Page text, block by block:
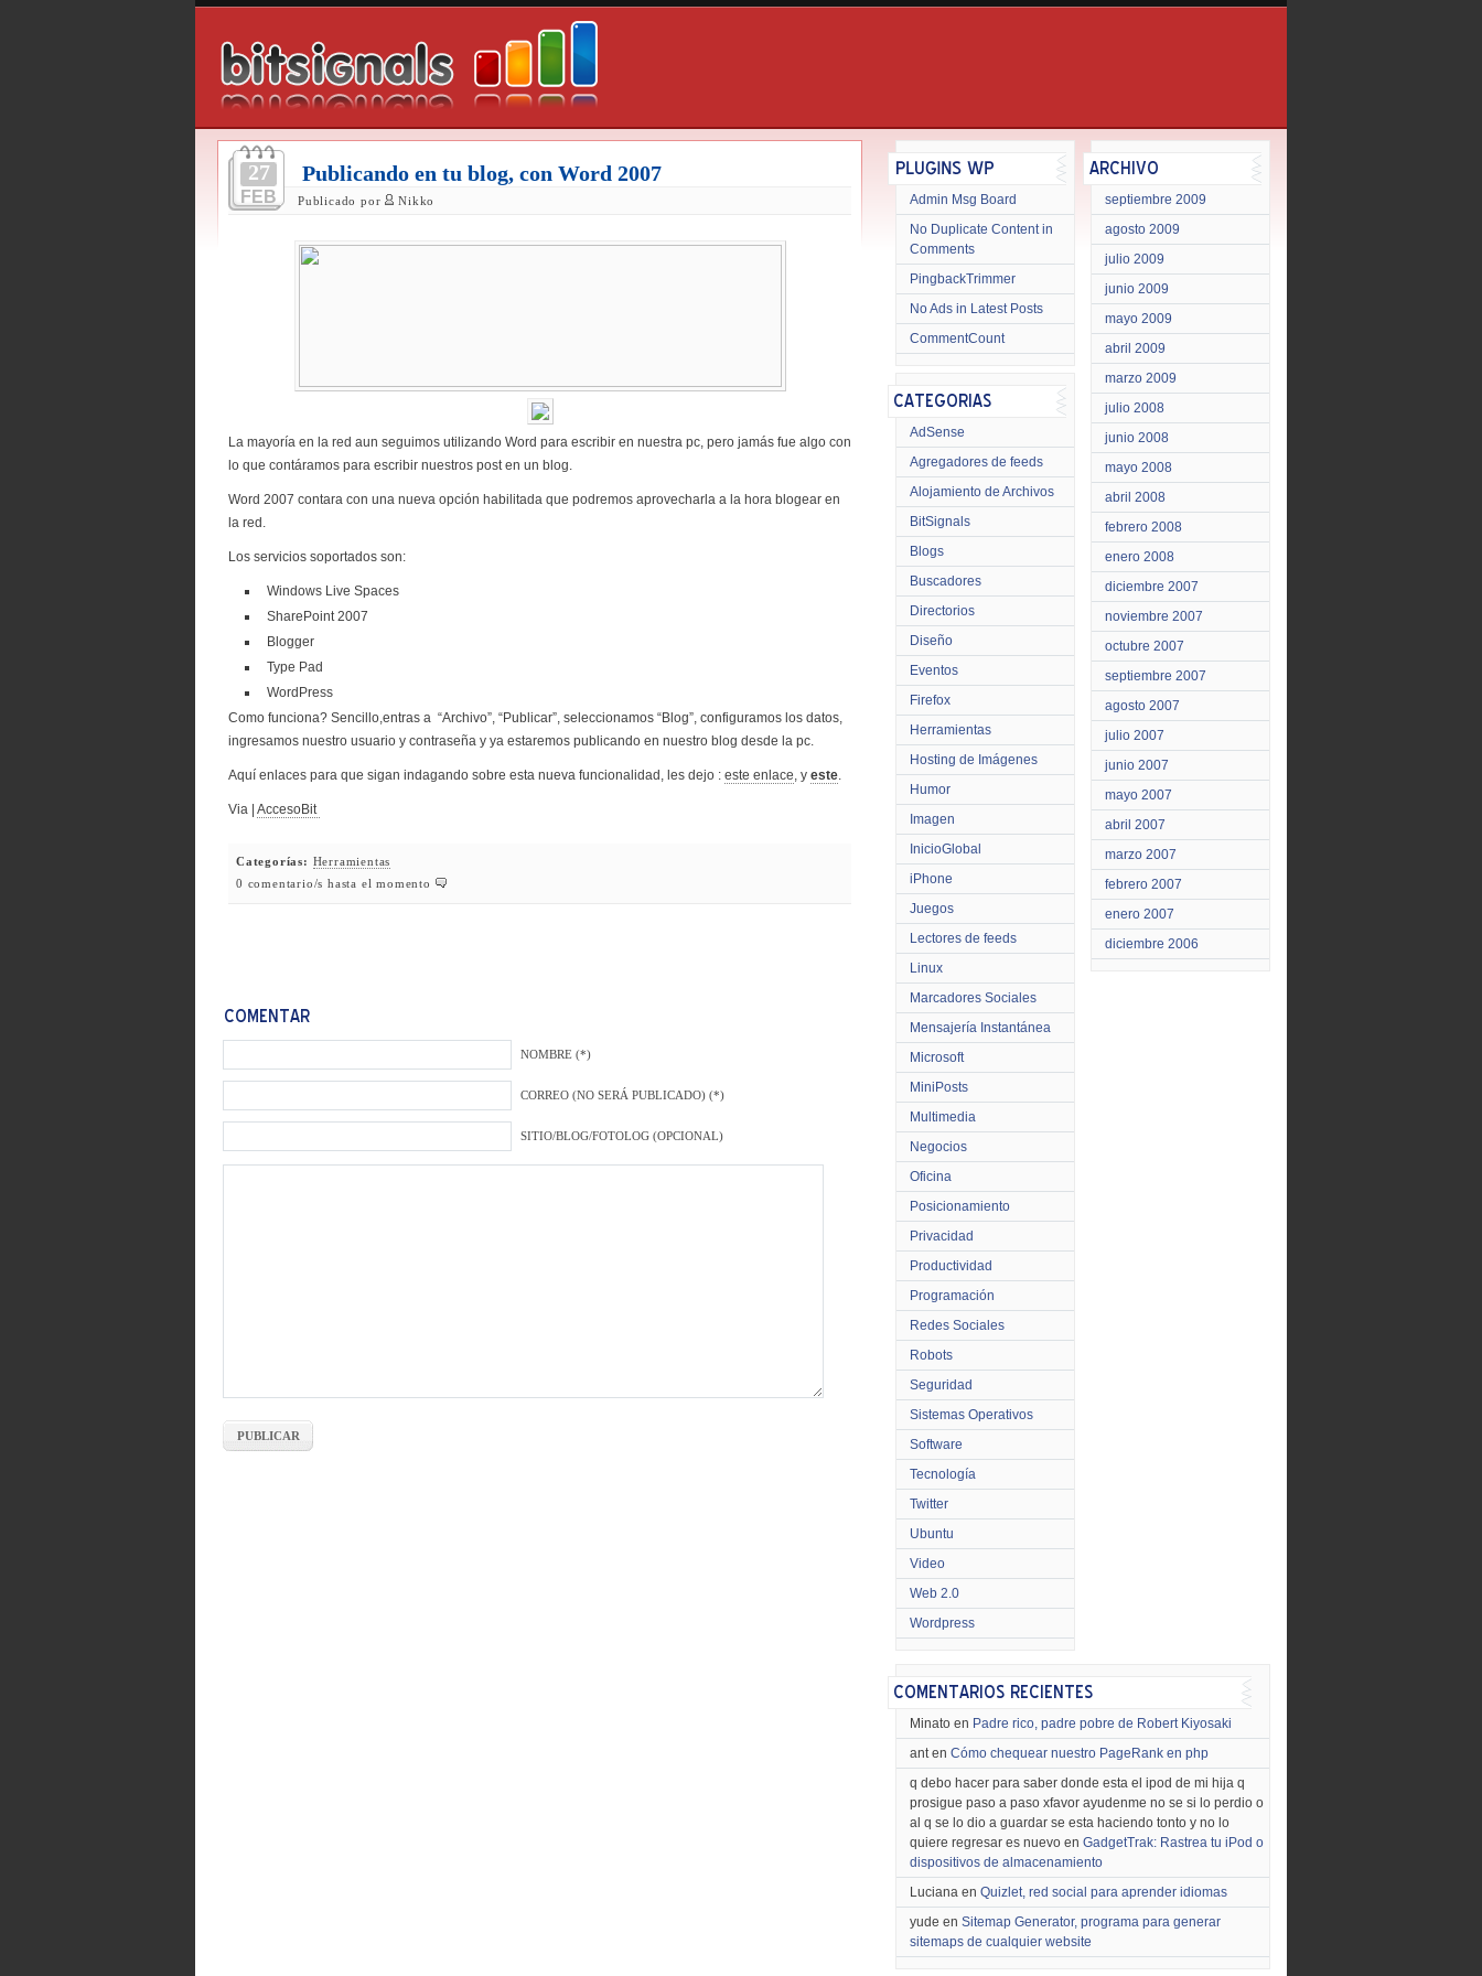
27
FEB
Publicando en tu blog, con Word 2007
Publicado por Nikko
La mayoría en la red aun seguimos utilizando Word para escribir en nuestra pc, pero jamás fue algo con
lo que contáramos para escribir nuestros post en un blog.
Word 2007 contara con una nueva opción habilitada que podremos aprovecharla a la hora blogear en
la red.
Los servicios soportados son:
Windows Live Spaces
SharePoint 2007
Blogger
Type Pad
WordPress
Como funciona? Sencillo,entras a “Archivo”, “Publicar”, seleccionamos “Blog”, configuramos los datos,
ingresamos nuestro usuario y contraseña y ya estaremos publicando en nuestro blog desde la pc.
Aquí enlaces para que sigan indagando sobre esta nueva funcionalidad, les dejo : este enlace, y este.
Via | AccesoBit
Categorías: Herramientas
0 comentario/s hasta el momento
NOMBRE (*)
CORREO (NO SERÁ PUBLICADO) (*)
SITIO/BLOG/FOTOLOG (OPCIONAL)
Admin Msg Board
No Duplicate Content in
Comments
PingbackTrimmer
No Ads in Latest Posts
CommentCount
AdSense
Agregadores de feeds
Alojamiento de Archivos
BitSignals
Blogs
Buscadores
Directorios
Diseño
Eventos
Firefox
Herramientas
Hosting de Imágenes
Humor
Imagen
InicioGlobal
iPhone
Juegos
Lectores de feeds
Linux
Marcadores Sociales
Mensajería Instantánea
Microsoft
MiniPosts
Multimedia
Negocios
Oficina
Posicionamiento
Privacidad
Productividad
Programación
Redes Sociales
Robots
Seguridad
Sistemas Operativos
Software
Tecnología
Twitter
Ubuntu
Video
Web 2.0
Wordpress
septiembre 2009
agosto 2009
julio 2009
junio 2009
mayo 2009
abril 2009
marzo 2009
julio 2008
junio 2008
mayo 2008
abril 2008
febrero 2008
enero 2008
diciembre 2007
noviembre 2007
octubre 2007
septiembre 2007
agosto 2007
julio 2007
junio 2007
mayo 2007
abril 2007
marzo 2007
febrero 2007
enero 2007
diciembre 2006
Minato en Padre rico, padre pobre de Robert Kiyosaki
ant en Cómo chequear nuestro PageRank en php
q debo hacer para saber donde esta el ipod de mi hija q
prosigue paso a paso xfavor ayudenme no se si lo perdio o
al q se lo dio a guardar se esta haciendo tonto y no lo
quiere regresar es nuevo en GadgetTrak: Rastrea tu iPod o
dispositivos de almacenamiento
Luciana en Quizlet, red social para aprender idiomas
yude en Sitemap Generator, programa para generar
sitemaps de cualquier website